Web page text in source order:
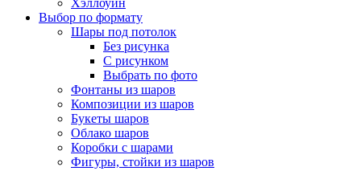
Выбор по формату
Шары под потолок
Без рисунка
С рисунком
Выбрать по фото
Фонтаны из шаров
Композиции из шаров
Букеты шаров
Облако шаров
Коробки с шарами
Фигуры, стойки из шаров